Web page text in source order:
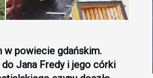
w powiecie gdańskim.
Jana Fredy i jego córki